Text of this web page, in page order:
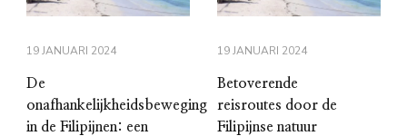
19 JANUARI 2024
De
onafhankelijkheidsbeweging
in de Filipijnen: een
19 JANUARI 2024
Betoverende
reisroutes door de
Filipijnse natuur